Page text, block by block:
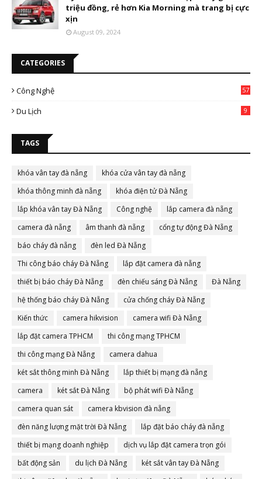
triệu đồng, rẻ hơn Kia Morning mà trang bị cực
xịn
August 09, 2024
CATEGORIES
Công Nghệ 57
Du Lịch 9
TAGS
khóa vân tay đà nẵng
khóa cửa vân tay đà nẵng
khóa thông minh đà nẵng
khóa điện tử Đà Nẵng
lắp khóa vân tay Đà Nẵng
Công nghệ
lắp camera đà nẵng
camera đà nẵng
âm thanh đà nẵng
cổng tự động Đà Nẵng
báo cháy đà nẵng
đèn led Đà Nẵng
Thi công báo cháy Đà Nẵng
lắp đặt camera đà nẵng
thiết bị báo cháy Đà Nẵng
đèn chiếu sáng Đà Nẵng
Đà Nẵng
hệ thống báo cháy Đà Nẵng
cửa chống cháy Đà Nẵng
Kiến thức
camera hikvision
camera wifi Đà Nẵng
lắp đặt camera TPHCM
thi công mạng TPHCM
thi công mạng Đà Nẵng
camera dahua
két sắt thông minh Đà Nẵng
lắp thiết bị mạng đà nẵng
camera
két sắt Đà Nẵng
bộ phát wifi Đà Nẵng
camera quan sát
camera kbvision đà nẵng
đèn năng lượng mặt trời Đà Nẵng
lắp đặt báo cháy đà nẵng
thiết bị mạng doanh nghiệp
dịch vụ lắp đặt camera trọn gói
bất động sản
du lịch Đà Nẵng
két sắt vân tay Đà Nẵng